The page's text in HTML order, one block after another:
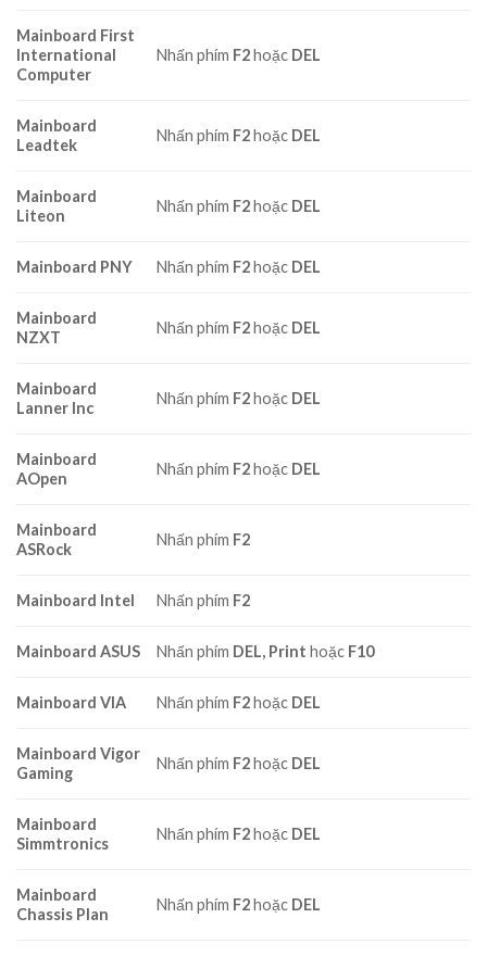
Mainboard First
International
Computer
Nhấn phím F2hoặc DEL
Mainboard
Leadtek
Nhấn phím F2hoặc DEL
Mainboard
Liteon
Nhấn phím F2hoặc DEL
Mainboard PNY Nhấn phím F2hoặc DEL
Mainboard
NZXT
Nhấn phím F2hoặc DEL
Mainboard
Lanner Inc
Nhấn phím F2hoặc DEL
Mainboard
AOpen
Nhấn phím F2hoặc DEL
Mainboard
ASRock
Nhấn phím F2
Mainboard Intel Nhấn phím F2
Mainboard ASUS Nhấn phím DEL, Print hoặc F10
Mainboard VIA Nhấn phím F2hoặc DEL
Mainboard Vigor
Gaming
Nhấn phím F2hoặc DEL
Mainboard
Simmtronics
Nhấn phím F2hoặc DEL
Mainboard
Chassis Plan
Nhấn phím F2hoặc DEL